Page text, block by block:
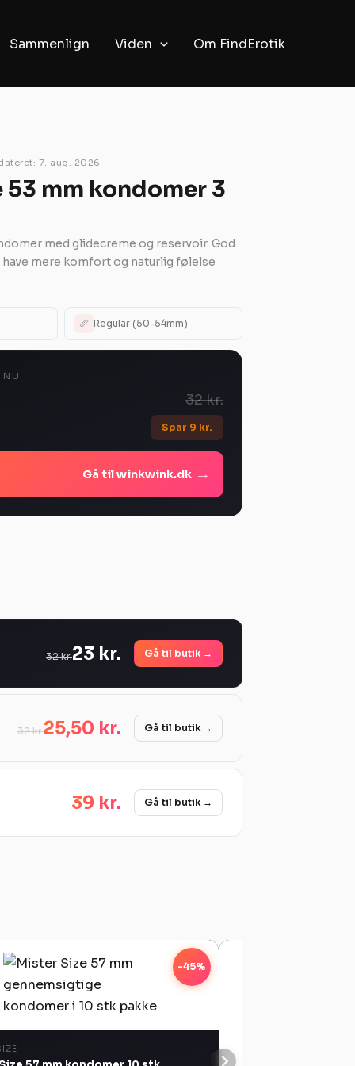
Sammenlign Viden Om FindErotik
7. aug. 2026
53 mm kondomer 3
med glidecreme og reservoir. God
mere komfort og naturlig følelse
📏 Regular (50-54mm)
NU
32 kr.
Spar 9 kr.
Gå til winkwink.dk →
32 kr.23 kr. Gå til butik →
32 kr.25,50 kr. Gå til butik →
39 kr. Gå til butik →
-45%